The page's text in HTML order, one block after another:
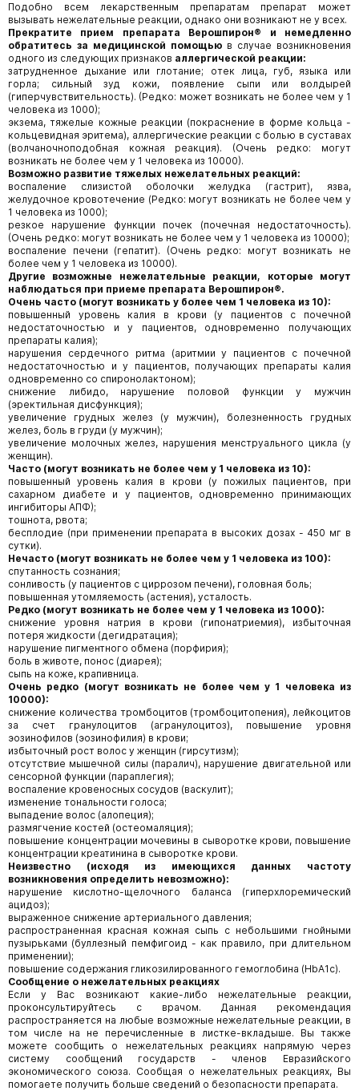
Подобно всем лекарственным препаратам препарат может
вызывать нежелательные реакции, однако они возникают не у всех.
Прекратите прием препарата Верошпирон® и немедленно
обратитесь за медицинской помощью в случае возникновения
одного из следующих признаков аллергической реакции:
затрудненное дыхание или глотание; отек лица, губ, языка или
горла; сильный зуд кожи, появление сыпи или волдырей
(гиперчувствительность). (Редко: может возникать не более чем у 1
человека из 1000);
экзема, тяжелые кожные реакции (покраснение в форме кольца -
кольцевидная эритема), аллергические реакции с болью в суставах
(волчаночноподобная кожная реакция). (Очень редко: могут
возникать не более чем у 1 человека из 10000).
Возможно развитие тяжелых нежелательных реакций:
воспаление слизистой оболочки желудка (гастрит), язва,
желудочное кровотечение (Редко: могут возникать не более чем у
1 человека из 1000);
резкое нарушение функции почек (почечная недостаточность).
(Очень редко: могут возникать не более чем у 1 человека из 10000);
воспаление печени (гепатит). (Очень редко: могут возникать не
более чем у 1 человека из 10000).
Другие возможные нежелательные реакции, которые могут
наблюдаться при приеме препарата Верошпирон®.
Очень часто (могут возникать у более чем 1 человека из 10):
повышенный уровень калия в крови (у пациентов с почечной
недостаточностью и у пациентов, одновременно получающих
препараты калия);
нарушения сердечного ритма (аритмии у пациентов с почечной
недостаточностью и у пациентов, получающих препараты калия
одновременно со спиронолактоном);
снижение либидо, нарушение половой функции у мужчин
(эректильная дисфункция);
увеличение грудных желез (у мужчин), болезненность грудных
желез, боль в груди (у мужчин);
увеличение молочных желез, нарушения менструального цикла (у
женщин).
Часто (могут возникать не более чем у 1 человека из 10):
повышенный уровень калия в крови (у пожилых пациентов, при
сахарном диабете и у пациентов, одновременно принимающих
ингибиторы АПФ);
тошнота, рвота;
бесплодие (при применении препарата в высоких дозах - 450 мг в
сутки).
Нечасто (могут возникать не более чем у 1 человека из 100):
спутанность сознания;
сонливость (у пациентов с циррозом печени), головная боль;
повышенная утомляемость (астения), усталость.
Редко (могут возникать не более чем у 1 человека из 1000):
снижение уровня натрия в крови (гипонатриемия), избыточная
потеря жидкости (дегидратация);
нарушение пигментного обмена (порфирия);
боль в животе, понос (диарея);
сыпь на коже, крапивница.
Очень редко (могут возникать не более чем у 1 человека из
10000):
снижение количества тромбоцитов (тромбоцитопения), лейкоцитов
за счет гранулоцитов (агранулоцитоз), повышение уровня
эозинофилов (эозинофилия) в крови;
избыточный рост волос у женщин (гирсутизм);
отсутствие мышечной силы (паралич), нарушение двигательной или
сенсорной функции (параплегия);
воспаление кровеносных сосудов (васкулит);
изменение тональности голоса;
выпадение волос (алопеция);
размягчение костей (остеомаляция);
повышение концентрации мочевины в сыворотке крови, повышение
концентрации креатинина в сыворотке крови.
Неизвестно (исходя из имеющихся данных частоту
возникновения определить невозможно):
нарушение кислотно-щелочного баланса (гиперхлоремический
ацидоз);
выраженное снижение артериального давления;
распространенная красная кожная сыпь с небольшими гнойными
пузырьками (буллезный пемфигоид - как правило, при длительном
применении);
повышение содержания гликозилированного гемоглобина (HbA1c).
Сообщение о нежелательных реакциях
Если у Вас возникают какие-либо нежелательные реакции,
проконсультируйтесь с врачом. Данная рекомендация
распространяется на любые возможные нежелательные реакции, в
том числе на не перечисленные в листке-вкладыше. Вы также
можете сообщить о нежелательных реакциях напрямую через
систему сообщений государств - членов Евразийского
экономического союза. Сообщая о нежелательных реакциях, Вы
помогаете получить больше сведений о безопасности препарата.